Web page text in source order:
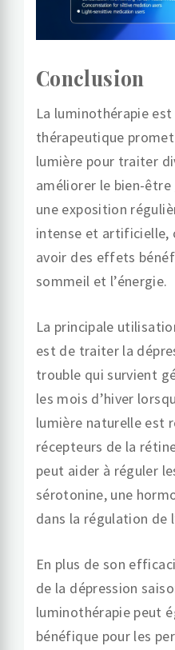
Conclusion
La luminothérapie
thérapeutique
lumière pour traiter
améliorer le bien-
une exposition
intense et artificielle,
avoir des effets
sommeil et l’énergie.
La principale
est de traiter la
trouble qui survient
les mois d’hiver
lumière naturelle est
récepteurs de la
peut aider à réguler
sérotonine, une
dans la régulation de
En plus de son
de la dépression
luminothérapie peut
bénéfique pour les